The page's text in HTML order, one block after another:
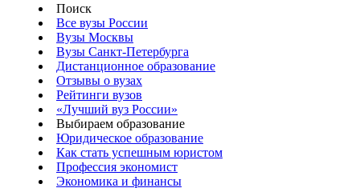
Поиск
Все вузы России
Вузы Москвы
Вузы Санкт-Петербурга
Дистанционное образование
Отзывы о вузах
Рейтинги вузов
«Лучший вуз России»
Выбираем образование
Юридическое образование
Как стать успешным юристом
Профессия экономист
Экономика и финансы